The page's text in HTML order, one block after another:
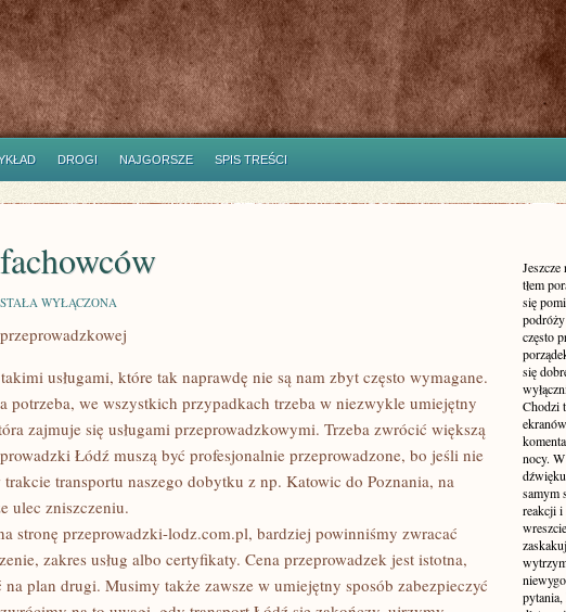
DROGI NAJGORSZE SPIS TREŚCI
WYŁĄCZONA
usługami, które tak naprawdę nie są nam zbyt często wymagane.
potrzeba, we wszystkich przypadkach trzeba w niezwykle umiejętny
zajmuje się usługami przeprowadzkowymi. Trzeba zwrócić większą
Łódź muszą być profesjonalnie przeprowadzone, bo jeśli nie
transportu naszego dobytku z np. Katowic do Poznania, na
ulec zniszczeniu.
stronę przeprowadzki-lodz.com.pl, bardziej powinniśmy zwracać
zakres usług albo certyfikaty. Cena przeprowadzek jest istotna,
plan drugi. Musimy także zawsze w umiejętny sposób zabezpieczyć
tłem
się
często
się
Chodzi
nocy.
samym
reakcji i
pytania,